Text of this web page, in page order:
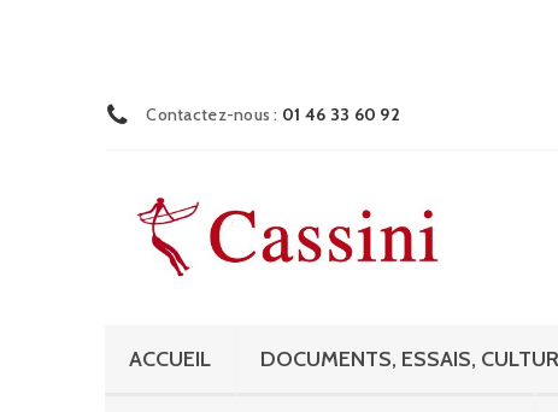
Contactez-nous : 01 46 33 60 92
ACCUEIL DOCUMENTS, ESSAIS,